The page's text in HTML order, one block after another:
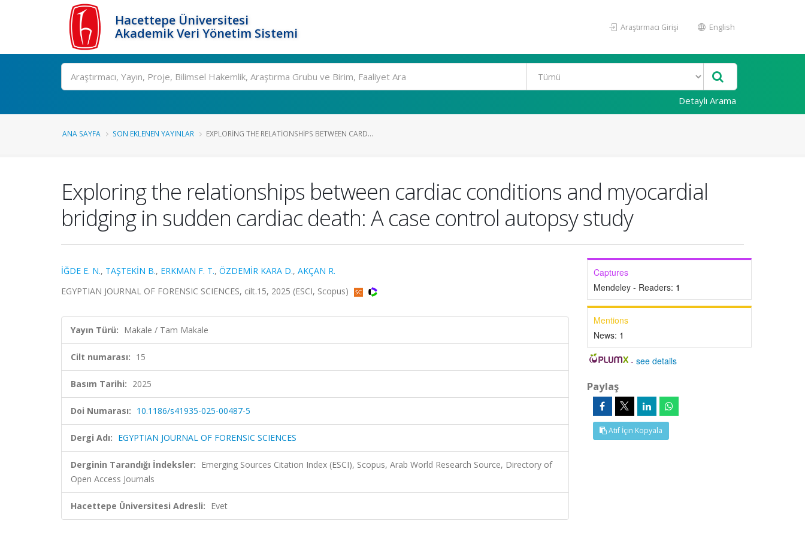
Hacettepe Üniversitesi
Akademik Veri Yönetim Sistemi
Araştırmacı Girişi English
Ara
Detaylı Arama
ANA SAYFA SON EKLENEN YAYINLAR EXPLORING THE RELATIONSHIPS BETWEEN CARD...
Exploring the relationships between cardiac conditions and myocardial
bridging in sudden cardiac death: A case control autopsy study
İĞDE E. N., TAŞTEKİN B., ERKMAN F. T., ÖZDEMİR KARA D., AKÇAN R.
EGYPTIAN JOURNAL OF FORENSIC SCIENCES, cilt.15, 2025 (ESCI, Scopus)
Yayın Türü: Makale / Tam Makale
Cilt numarası: 15
Basım Tarihi: 2025
Doi Numarası: 10.1186/s41935-025-00487-5
Dergi Adı: EGYPTIAN JOURNAL OF FORENSIC SCIENCES
Derginin Tarandığı İndeksler: Emerging Sources Citation Index (ESCI), Scopus, Arab World Research Source, Directory of
Open Access Journals
Hacettepe Üniversitesi Adresli: Evet
Captures
Mendeley - Readers: 1
Mentions
News: 1
-see details
Paylaş
Atıf İçin Kopyala